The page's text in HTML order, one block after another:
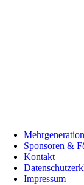
Sponsoren &
Kontakt
Impressum